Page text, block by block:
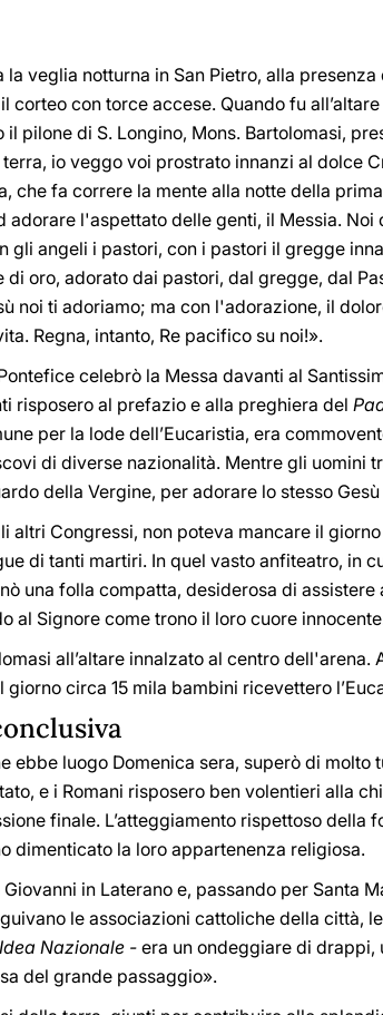
veglia notturna in San Pietro, alla
con torce accese. Quando fu
pilone di S. Longino, Mons. Bartolomasi,
io veggo voi prostrato innanzi al dolce
che fa correre la mente alla notte della
l'aspettato delle genti, il Messia.
gli angeli i pastori, con i pastori il gregge
oro, adorato dai pastori, dal gregge, dal
noi ti adoriamo; ma con l'adorazione, il
Regna, intanto, Re pacifico su noi!».
celebrò la Messa davanti al
risposero al prefazio e alla preghiera del
per la lode dell’Eucaristia, era
di diverse nazionalità. Mentre gli uomini
della Vergine, per adorare lo stesso
altri Congressi, non poteva mancare il
di tanti martiri. In quel vasto anfiteatro, in
una folla compatta, desiderosa di
al Signore come trono il loro cuore
all’altare innalzato al centro
circa 15 mila bambini ricevettero
luogo Domenica sera, superò di molto
e i Romani risposero ben volentieri alla
finale. L’atteggiamento rispettoso
dimenticato la loro appartenenza religiosa.
in Laterano e, passando per Santa
le associazioni cattoliche della città,
Idea Nazionale - era un ondeggiare di
del grande passaggio».